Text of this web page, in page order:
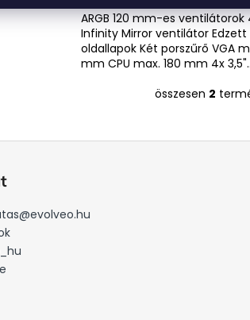
ARGB 120 mm-es ventilátorok
Infinity Mirror ventilátor Edzett
oldallapok Két porszűrő VGA
mm CPU max. 180 mm 4x
L
s
összesen 2
@evolveo.hu